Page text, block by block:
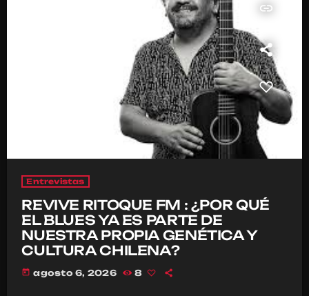
insert_link
Entrevistas
REVIVE RITOQUE FM : ¿POR QUÉ
EL BLUES YA ES PARTE DE
NUESTRA PROPIA GENÉTICA Y
CULTURA CHILENA?
today agosto 6, 2026 8